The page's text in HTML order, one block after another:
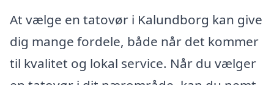
At vælge en tatovør i Kalundborg kan give
dig mange fordele, både når det kommer
til kvalitet og lokal service. Når du vælger